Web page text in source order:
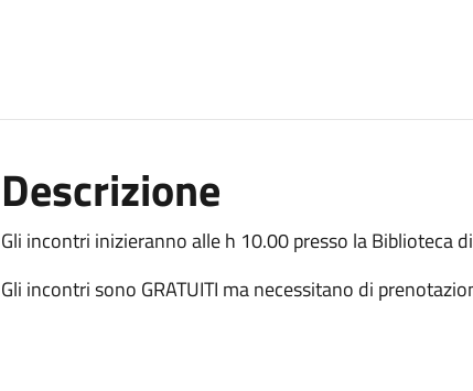
Descrizione
Gli incontri inizieranno alle h 10.00 presso la Biblioteca
Gli incontri sono GRATUITI ma necessitano di